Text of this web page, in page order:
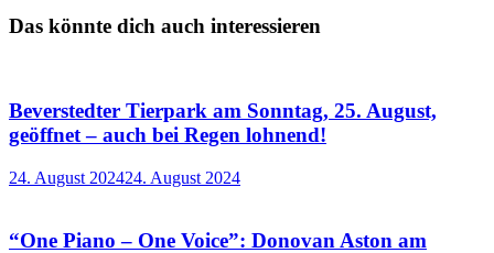
Das könnte dich auch interessieren
Beverstedter Tierpark am Sonntag, 25. August,
geöffnet – auch bei Regen lohnend!
24. August 202424. August 2024
“One Piano – One Voice”: Donovan Aston am